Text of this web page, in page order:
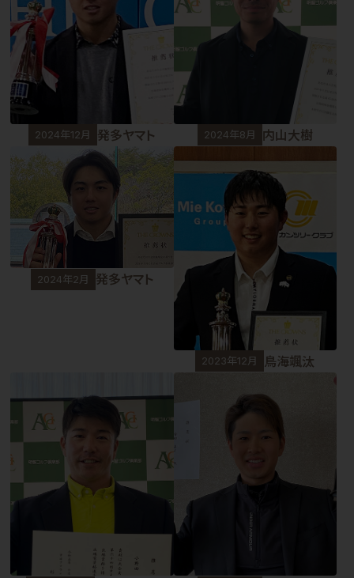
2024年12月 発多ヤマト 2024年8月 内山大樹
2024年2月 発多ヤマト
2023年12月 鳥海颯汰